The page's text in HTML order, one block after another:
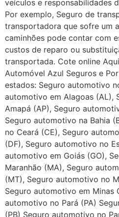
veículos e responsabilidades
Por exemplo, Seguro de
transportadora que sofre um
caminhões pode contar com
custos de reparo ou
transportada. Cote online
Automóvel Azul Seguros e
estados: Seguro automotivo
automotivo em Alagoas (AL),
Amapá (AP), Seguro
Seguro automotivo na Bahia
no Ceará (CE), Seguro
(DF), Seguro automotivo no
automotivo em Goiás (GO),
Maranhão (MA), Seguro
(MT), Seguro automotivo no
Seguro automotivo em Minas
automotivo no Pará (PA)
(PB) Seguro automotivo no